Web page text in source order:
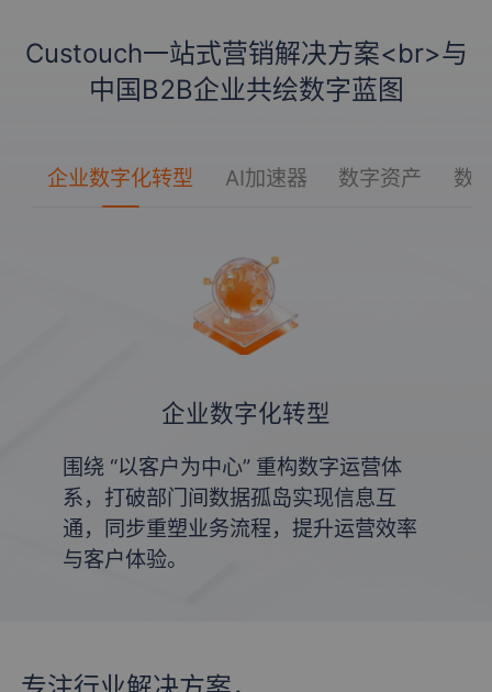
Custouch一站式营销解决方案<br>与
中国B2B企业共绘数字蓝图
企业数字化转型 AI加速器 数字资产 数
企业数字化转型
围绕 “以客户为中心” 重构数字运营体
系，打破部门间数据孤岛实现信息互
通，同步重塑业务流程，提升运营效率
与客户体验。